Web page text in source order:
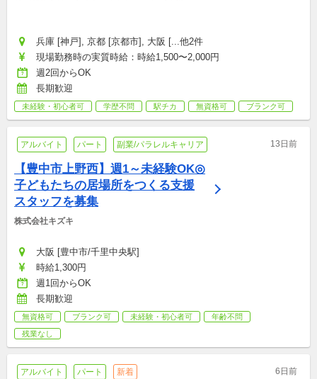
兵庫 [神戸], 京都 [京都市], 大阪 [...他2件
現場勤務時の実質時給：時給1,500〜2,000円
週2回からOK
長期歓迎
未経験・初心者可 学歴不問 駅チカ 無資格可 ブランク可
アルバイト パート 副業/パラレルキャリア 13日前
【豊中市上野西】週1～未経験OK◎
子どもたちの居場所をつくる支援
スタッフを募集
株式会社キズキ
大阪 [豊中市/千里中央駅]
時給1,300円
週1回からOK
長期歓迎
無資格可 ブランク可 未経験・初心者可
年齢不問
残業なし
アルバイト パート 新着 6日前